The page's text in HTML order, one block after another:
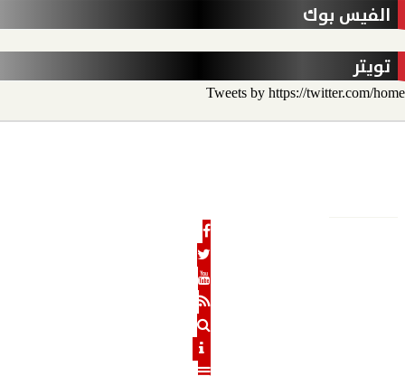
الفيس بوك
تويتر
Tweets by https://twitter.com/home